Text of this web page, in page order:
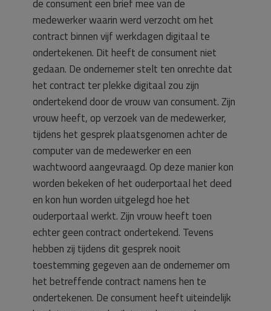
de consument een brief mee van de
medewerker waarin werd verzocht om het
contract binnen vijf werkdagen digitaal te
ondertekenen. Dit heeft de consument niet
gedaan. De ondernemer stelt ten onrechte dat
het contract ter plekke digitaal zou zijn
ondertekend door de vrouw van consument. Zijn
vrouw heeft, op verzoek van de medewerker,
tijdens het gesprek plaatsgenomen achter de
computer van de medewerker en een
wachtwoord aangevraagd. Op deze manier kon
worden bekeken of het ouderportaal het deed
en kon hun worden uitgelegd hoe het
ouderportaal werkt. Zijn vrouw heeft toen
echter geen contract ondertekend. Tevens
hebben zij tijdens dit gesprek nooit
toestemming gegeven aan de ondernemer om
het betreffende contract namens hen te
ondertekenen. De consument heeft uiteindelijk